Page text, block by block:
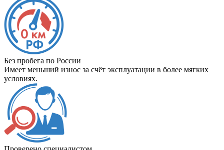
Без пробега по России
Имеет меньший износ за счёт эксплуатации в более мягких
условиях.